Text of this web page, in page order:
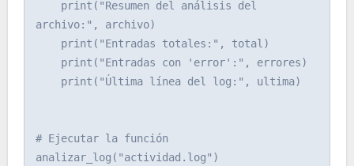
archivo:", archivo)
# Ejecutar la función